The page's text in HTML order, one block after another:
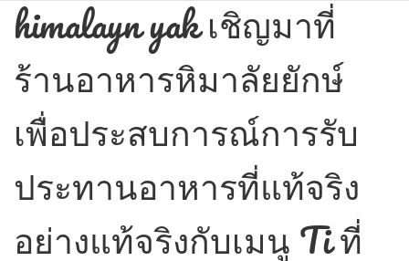
Skip
himalayn yak เชิญมาที่
ร้านอาหารหิมาลัยยักษ์
เพื่อประสบการณ์การรับ
ประทานอาหารที่แท้จริง
อย่างแท้จริงกับเมนู Ti ที่